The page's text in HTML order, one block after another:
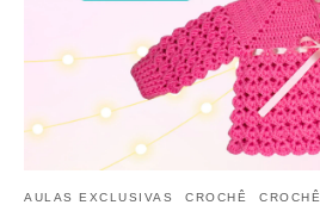
AULAS EXCLUSIVAS CROCHÊ CROCHÊ